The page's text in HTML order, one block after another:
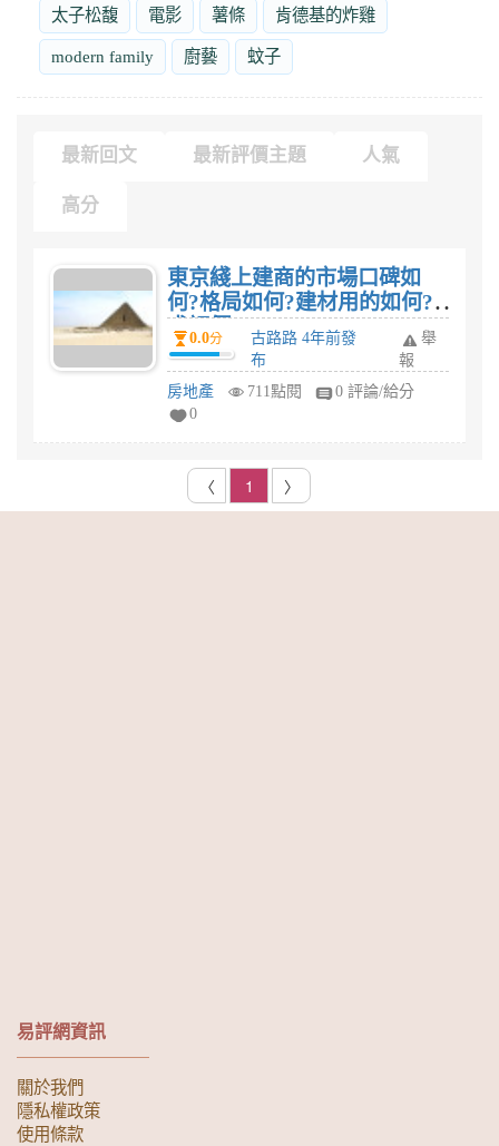
太子松馥 電影 薯條 肯德基的炸雞
modern family 廚藝 蚊子
最新回文 最新評價主題 人氣
高分
東京綫上建商的市場口碑如
何?格局如何?建材用的如何?
求評價
0.0分
古路路 4年前發
布
舉
報
房地產
711點閱
0 評論/給分
0
〈 1 〉
易評網資訊
關於我們
隱私權政策
使用條款